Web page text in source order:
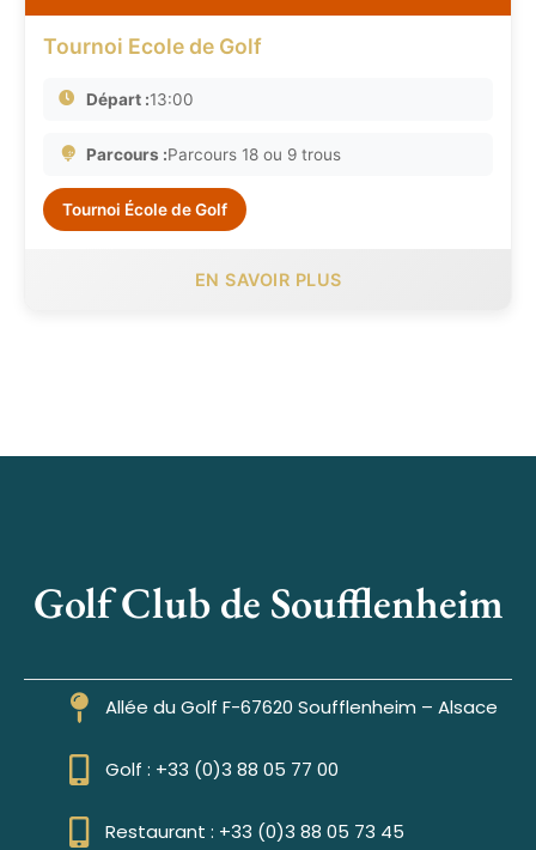
Tournoi Ecole de Golf
Départ :13:00
Parcours :Parcours 18 ou 9 trous
Tournoi École de Golf
EN SAVOIR PLUS
Golf Club de Soufflenheim
Allée du Golf F-67620 Soufflenheim – Alsace
Golf : +33 (0)3 88 05 77 00
Restaurant : +33 (0)3 88 05 73 45